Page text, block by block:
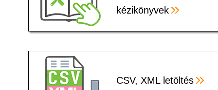
kézikönyvek
CSV, XML letöltés